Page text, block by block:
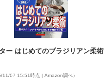
ー はじめてのブラジリアン柔術
11/07 15:51時点 | Amazon調べ）